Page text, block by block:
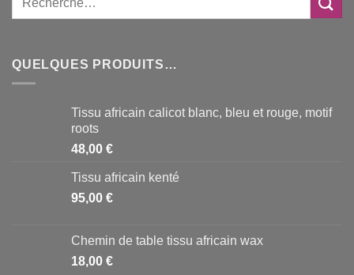
QUELQUES PRODUITS…
Tissu africain calicot blanc, bleu et rouge, motif
roots
48,00 €
Tissu africain kenté
95,00 €
Chemin de table tissu africain wax
18,00 €